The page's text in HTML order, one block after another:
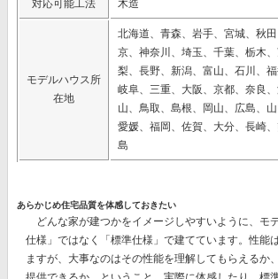
対応可能工法 木造
モデルハウス所
在地
北海道、青森、岩手、宮城、秋
京、神奈川、埼玉、千葉、栃木
梨、長野、新潟、富山、石川、福
岐阜、三重、大阪、京都、奈良
山、鳥取、島根、岡山、広島、山
愛媛、福岡、佐賀、大分、長崎
島
あらかじめ住宅品質を体感しておきたい
どんな家が建つかをイメージしやすいように、モ
仕様」ではなく「標準仕様」で建てています。性能
ますが、大事なのはその性能を理解してもらえるか